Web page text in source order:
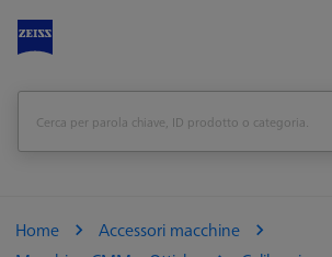
Home
Accessori macchine